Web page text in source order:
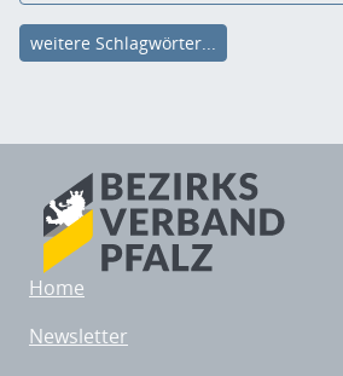
weitere Schlagwörter...
Home
Newsletter